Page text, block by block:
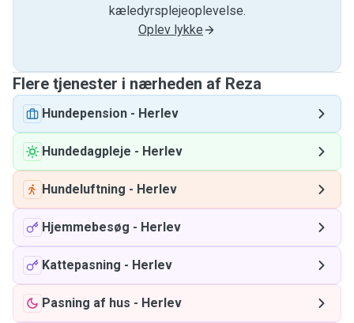
kæledyrsplejeoplevelse.
Oplev lykke
Flere tjenester i nærheden af ​​Reza
Hundepension - Herlev
Hundedagpleje - Herlev
Hundeluftning - Herlev
Hjemmebesøg - Herlev
Kattepasning - Herlev
Pasning af hus - Herlev